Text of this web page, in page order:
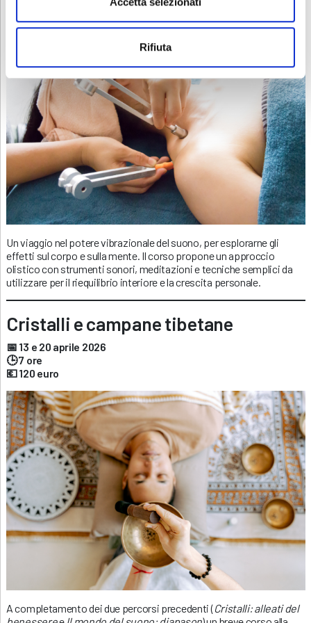
Rifiuta
Un viaggio nel potere vibrazionale del suono, per esplorarne gli
effetti sul corpo e sulla mente. Il corso propone un approccio
olistico con strumenti sonori, meditazioni e tecniche semplici da
utilizzare per il riequilibrio interiore e la crescita personale.
Cristalli e campane tibetane
📅 13 e 20 aprile 2026
🕒 7 ore
💶 120 euro
A completamento dei due percorsi precedenti (Cristalli: alleati del